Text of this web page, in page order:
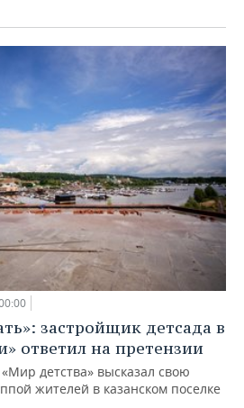
застройщик детсада в
ответил на претензии
детства» высказал свою
жителей в казанском поселке